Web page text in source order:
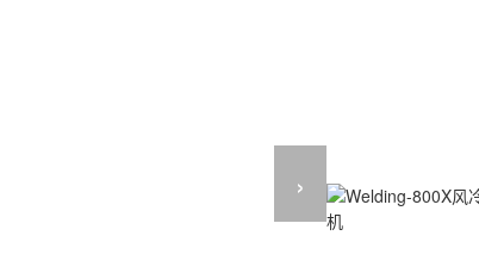
› 爆款推荐
H-Smart 光纤打标机